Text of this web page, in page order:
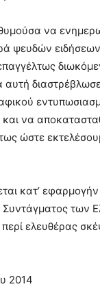
να
ψευδών
αυτή
να
ώστε
κατ’
Συντάγματος των
ελευθέρας
2014